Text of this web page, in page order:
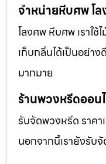
จำหน่ายหีบศพ โล
โลงศพ หีบศพ เราใ
เก็บกลิ่นได้เป็นอย่า
มากมาย
ร้านพวงหรีดออน
รับจัดพวงหรีด ราค
นอกจากนี้เรายังรับ